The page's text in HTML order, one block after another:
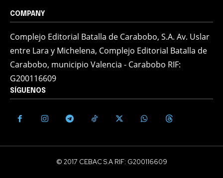
COMPANY
Complejo Editorial Batalla de Carabobo, S.A. Av. Uslar
entre Lara y Michelena, Complejo Editorial Batalla de
Carabobo, municipio Valencia - Carabobo RIF:
G200116609
SÍGUENOS
© 2017 CEBAC S.A RIF: G200116609